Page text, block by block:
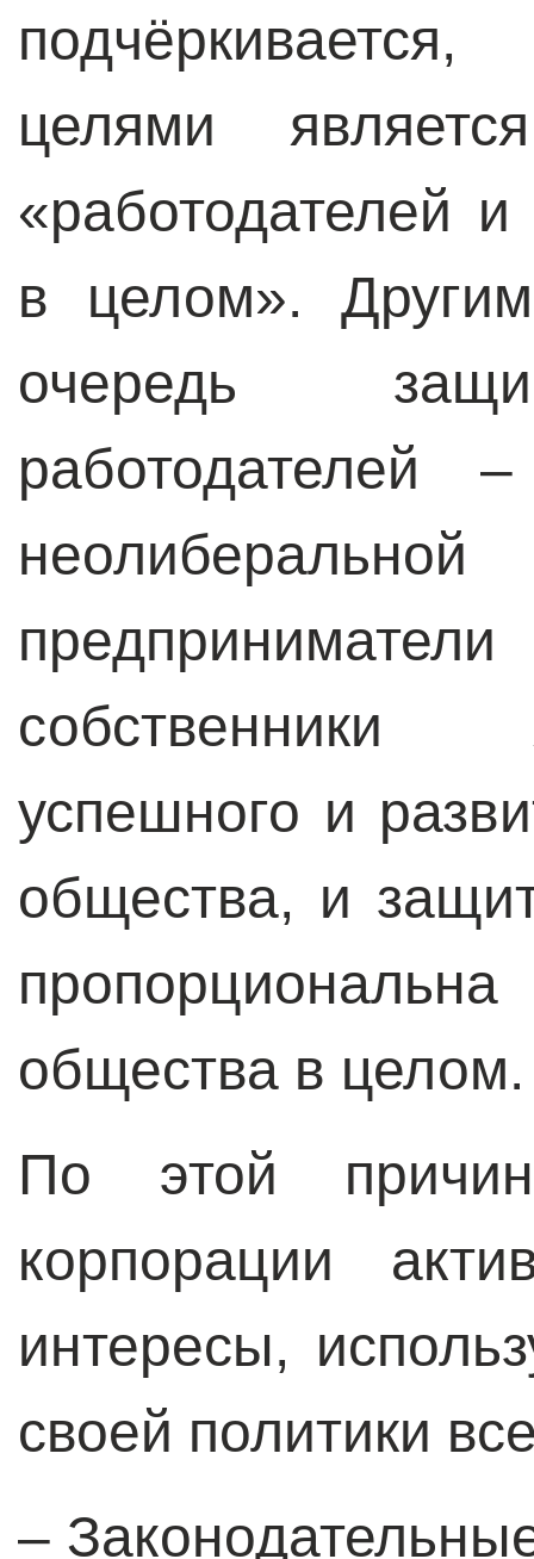
целями
«работодателей
в целом».
очередь
работодателей
собственники
успешного и
общества, и
общества в целом.
По этой
корпорации
интересы,
своей политики
–